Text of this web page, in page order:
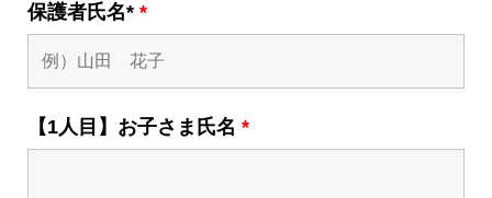
保護者氏名* *
【1人目】お子さま氏名 *